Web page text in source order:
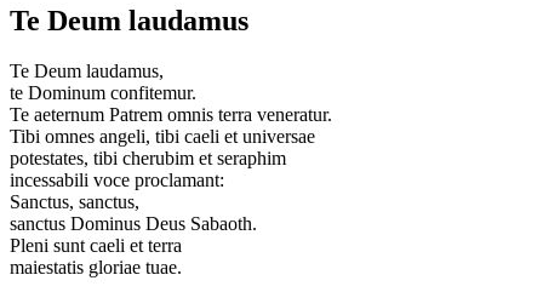
Te Deum laudamus
Te Deum laudamus,
te Dominum confitemur.
Te aeternum Patrem omnis terra veneratur.
Tibi omnes angeli, tibi caeli et universae
potestates, tibi cherubim et seraphim
incessabili voce proclamant:
Sanctus, sanctus,
sanctus Dominus Deus Sabaoth.
Pleni sunt caeli et terra
maiestatis gloriae tuae.